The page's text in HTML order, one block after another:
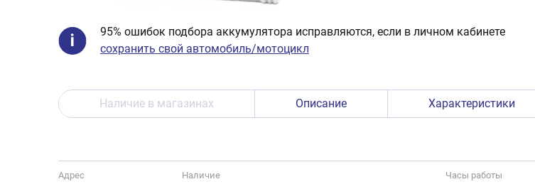
95% ошибок подбора аккумулятора исправляются, если в личном кабинете
сохранить свой автомобиль/мотоцикл
Наличие в магазинах Описание Характеристики
Адрес Наличие Часы работы